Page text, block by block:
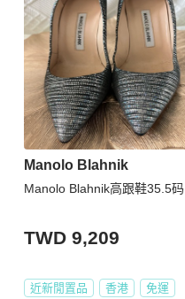
Manolo Blahnik
Manolo Blahnik高跟鞋35.5码
TWD 9,209
近新閒置品 香港 免運